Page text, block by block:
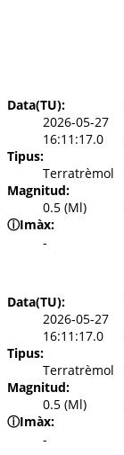
Data(TU):
2026-05-27
16:11:17.0
Tipus:
Terratrèmol
Magnitud:
0.5 (Ml)
ⓘImàx:
-
Data(TU):
2026-05-27
16:11:17.0
Tipus:
Terratrèmol
Magnitud:
0.5 (Ml)
ⓘImàx:
-